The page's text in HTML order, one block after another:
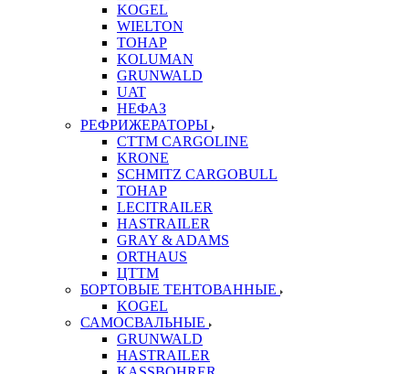
KOGEL
WIELTON
ТОНАР
KOLUMAN
GRUNWALD
UAT
НЕФАЗ
РЕФРИЖЕРАТОРЫ
CTTM CARGOLINE
KRONE
SCHMITZ CARGOBULL
ТОНАР
LECITRAILER
HASTRAILER
GRAY & ADAMS
ORTHAUS
ЦТТМ
БОРТОВЫЕ ТЕНТОВАННЫЕ
KOGEL
САМОСВАЛЬНЫЕ
GRUNWALD
HASTRAILER